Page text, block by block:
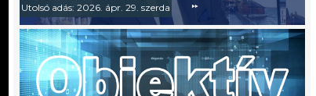
Utolsó adás: 2026. ápr. 29. szerda